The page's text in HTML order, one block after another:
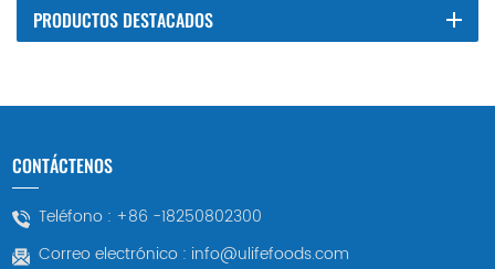
PRODUCTOS DESTACADOS
CONTÁCTENOS
Teléfono : +86 -18250802300
Correo electrónico : info@ulifefoods.com